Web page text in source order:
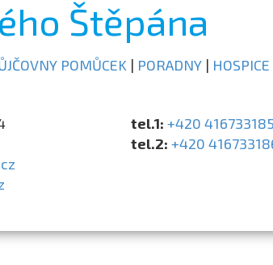
Štěpána
POMŮCEK | PORADNY | HOSPICE
tel.1: +420 416733185
tel.2: +420